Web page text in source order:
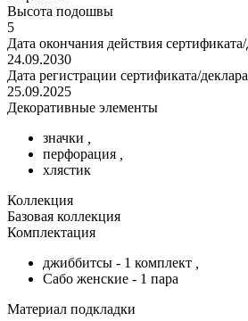
Высота подошвы
5
Дата окончания действия
24.09.2030
Дата регистрации сертификата/
25.09.2025
Декоративные элементы
значки
перфорация
хлястик
Коллекция
Базовая коллекция
Комплектация
джиббитсы - 1 комплект
Сабо женские - 1 пара
Материал подкладки